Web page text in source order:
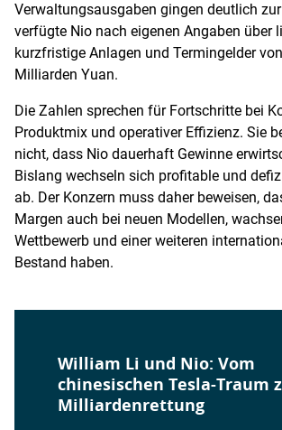
Verwaltungsausgaben gingen deutlich
verfügte Nio nach eigenen Angaben über
kurzfristige Anlagen und Termingelder
Milliarden Yuan.
Die Zahlen sprechen für Fortschritte bei
Produktmix und operativer Effizienz. Sie
nicht, dass Nio dauerhaft Gewinne
Bislang wechseln sich profitable und
ab. Der Konzern muss daher beweisen,
Margen auch bei neuen Modellen,
Wettbewerb und einer weiteren
Bestand haben.
William Li und Nio: Vom
chinesischen Tesla-Traum
Milliardenrettung